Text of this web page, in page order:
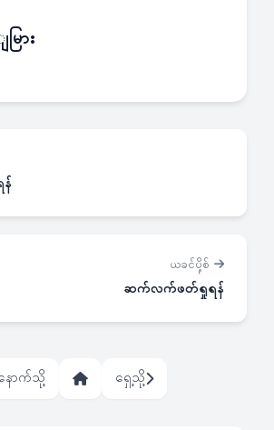
ြား
ယခင်ပို့စ်
ဆက်လက်ဖတ်ရှုရန်
ောက်သို့ ရှေ့သို့